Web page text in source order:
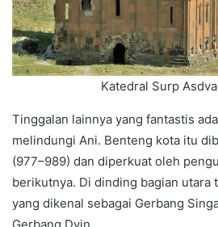
Katedral Surp
Tinggalan lainnya yang fantastis
melindungi Ani. Benteng kota itu
(977–989) dan diperkuat oleh
berikutnya. Di dinding bagian utara
yang dikenal sebagai Gerbang